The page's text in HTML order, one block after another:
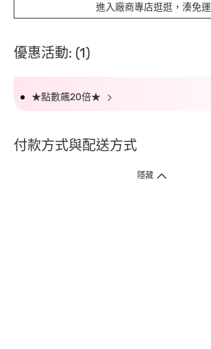
進入廠商專店逛逛，湊免運
優惠活動: (1)
★點數飆20倍★
付款方式與配送方式
隱藏